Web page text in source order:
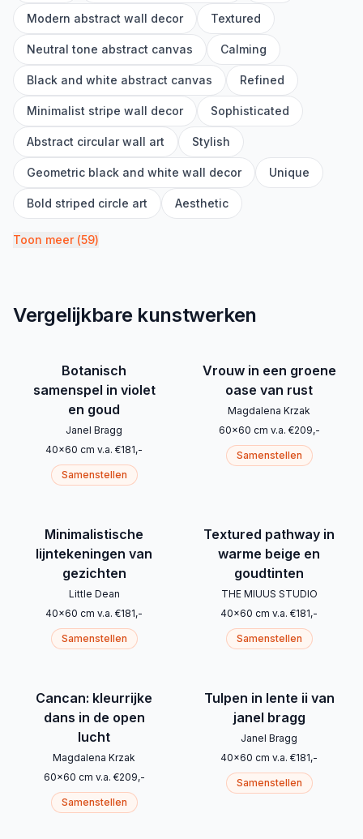
Modern abstract wall decor Textured
Neutral tone abstract canvas Calming
Black and white abstract canvas Refined
Minimalist stripe wall decor Sophisticated
Abstract circular wall art Stylish
Geometric black and white wall decor Unique
Bold striped circle art Aesthetic
Toon meer(59)
Vergelijkbare kunstwerken
Botanisch
samenspel in violet
en goud
Janel Bragg
40x60 cm v.a. €181,-
Samenstellen
Vrouw in een groene
oase van rust
Magdalena Krzak
60x60 cm v.a. €209,-
Samenstellen
Minimalistische
lijntekeningen van
gezichten
Little Dean
40x60 cm v.a. €181,-
Samenstellen
Textured pathway in
warme beige en
goudtinten
THE MIUUS STUDIO
40x60 cm v.a. €181,-
Samenstellen
Cancan: kleurrijke
dans in de open
lucht
Magdalena Krzak
60x60 cm v.a. €209,-
Samenstellen
Tulpen in lente ii van
janel bragg
Janel Bragg
40x60 cm v.a. €181,-
Samenstellen